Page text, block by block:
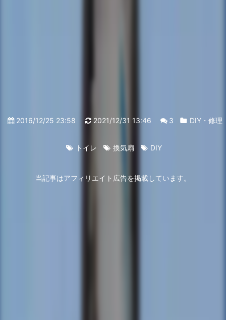
2016/12/25 23:58 2021/12/31 13:46 3 DIY・修理
トイレ 換気扇 DIY
当記事はアフィリエイト広告を掲載しています。